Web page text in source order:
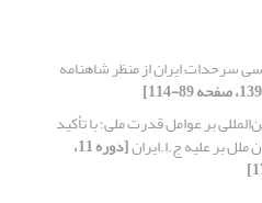
سرحدات ایران از منظر شاهنامه
بر عوامل قدرت ملی؛ با تأکید
ملل بر علیه ج.ا.ایران [دوره 11،